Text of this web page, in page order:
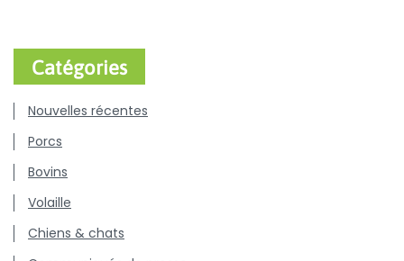
Catégories
Nouvelles récentes
Porcs
Bovins
Volaille
Chiens & chats